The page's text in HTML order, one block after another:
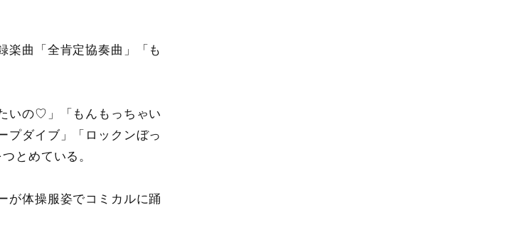
楽曲「全肯定協奏曲」「も
いの♡」「もんもっちゃい
プダイブ」「ロックンぼっ
とめている。
が体操服姿でコミカルに踊